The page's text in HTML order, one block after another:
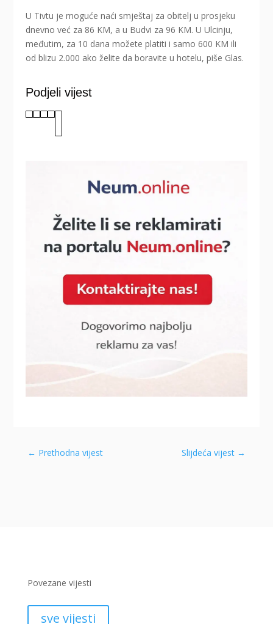
U Tivtu je moguće naći smještaj za obitelj u prosjeku
dnevno već za 86 KM, a u Budvi za 96 KM. U Ulcinju,
međutim, za 10 dana možete platiti i samo 600 KM ili
od blizu 2.000 ako želite da boravite u hotelu, piše Glas.
Podjeli vijest
← Prethodna vijest Slijdeća vijest →
Povezane vijesti
sve vijesti